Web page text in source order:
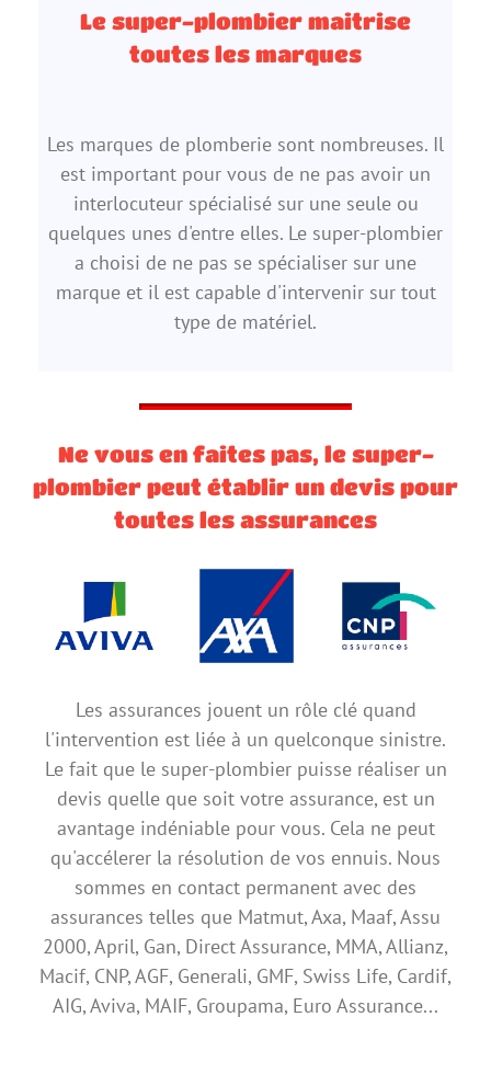
Le super-plombier maitrise
toutes les marques
Les marques de plomberie sont nombreuses. Il
est important pour vous de ne pas avoir un
interlocuteur spécialisé sur une seule ou
quelques unes d'entre elles. Le super-plombier
a choisi de ne pas se spécialiser sur une
marque et il est capable d'intervenir sur tout
type de matériel.
Ne vous en faites pas, le super-
plombier peut établir un devis pour
toutes les assurances
Les assurances jouent un rôle clé quand
l'intervention est liée à un quelconque sinistre.
Le fait que le super-plombier puisse réaliser un
devis quelle que soit votre assurance, est un
avantage indéniable pour vous. Cela ne peut
qu'accélerer la résolution de vos ennuis. Nous
sommes en contact permanent avec des
assurances telles que Matmut, Axa, Maaf, Assu
2000, April, Gan, Direct Assurance, MMA, Allianz,
Macif, CNP, AGF, Generali, GMF, Swiss Life, Cardif,
AIG, Aviva, MAIF, Groupama, Euro Assurance...